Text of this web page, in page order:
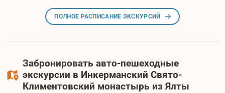
ПОЛНОЕ РАСПИСАНИЕ ЭКСКУРСИЙ
Забронировать авто-пешеходные
экскурсии в Инкерманский Свято-
Климентовский монастырь из Ялты